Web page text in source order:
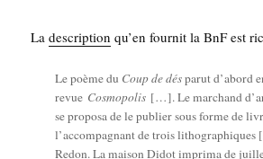
Lades­crip­tion qu’en four­nit la BnF est
Le poème du Coup de désparut d’abord
revue Cos­mo­po­lis […]. Le mar­chand
se pro­po­sa de le publier sous forme de
l’accompagnant de trois litho­gra­phiques [
Redon. La mai­son Didot impri­ma de